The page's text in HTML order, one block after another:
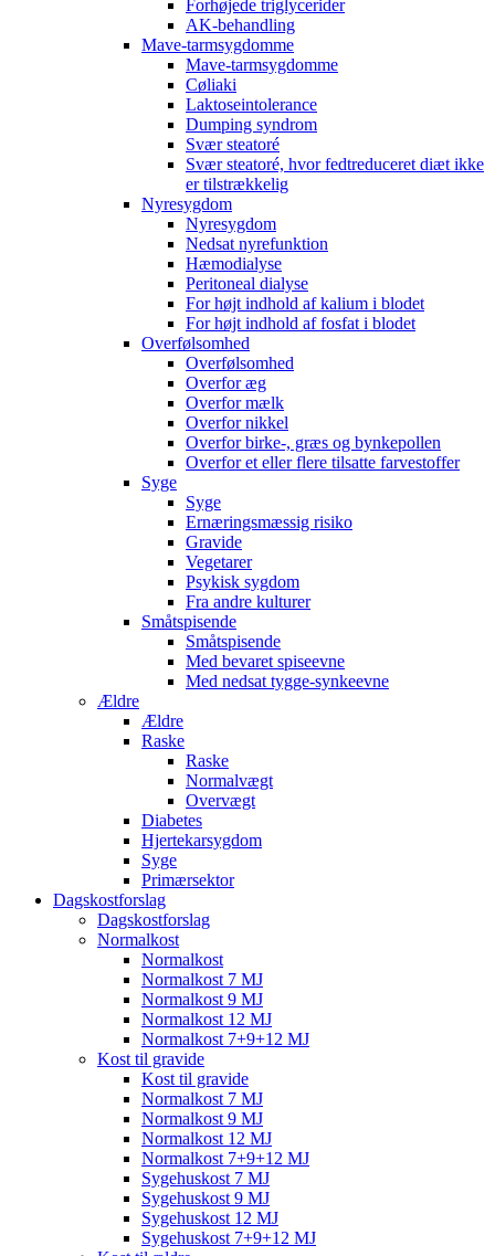
Forhøjede triglycerider
AK-behandling
Mave-tarmsygdomme
Mave-tarmsygdomme
Cøliaki
Laktoseintolerance
Dumping syndrom
Svær steatoré
Svær steatoré, hvor fedtreduceret diæt ikke
er tilstrækkelig
Nyresygdom
Nyresygdom
Nedsat nyrefunktion
Hæmodialyse
Peritoneal dialyse
For højt indhold af kalium i blodet
For højt indhold af fosfat i blodet
Overfølsomhed
Overfølsomhed
Overfor æg
Overfor mælk
Overfor nikkel
Overfor birke-, græs og bynkepollen
Overfor et eller flere tilsatte farvestoffer
Syge
Syge
Ernæringsmæssig risiko
Gravide
Vegetarer
Psykisk sygdom
Fra andre kulturer
Småtspisende
Småtspisende
Med bevaret spiseevne
Med nedsat tygge-synkeevne
Ældre
Ældre
Raske
Raske
Normalvægt
Overvægt
Diabetes
Hjertekarsygdom
Syge
Primærsektor
Dagskostforslag
Dagskostforslag
Normalkost
Normalkost
Normalkost 7 MJ
Normalkost 9 MJ
Normalkost 12 MJ
Normalkost 7+9+12 MJ
Kost til gravide
Kost til gravide
Normalkost 7 MJ
Normalkost 9 MJ
Normalkost 12 MJ
Normalkost 7+9+12 MJ
Sygehuskost 7 MJ
Sygehuskost 9 MJ
Sygehuskost 12 MJ
Sygehuskost 7+9+12 MJ